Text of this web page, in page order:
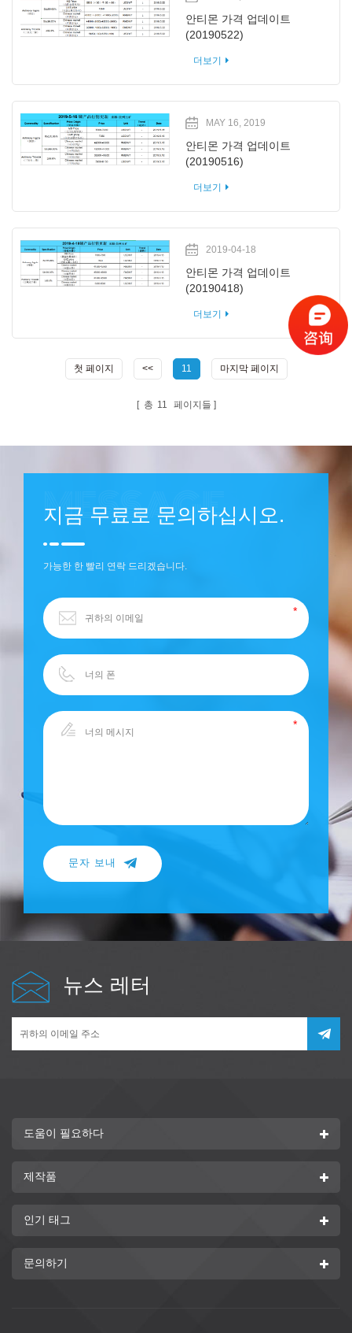
안티몬 가격 업데이트
(20190522)
더보기
MAY 16, 2019
안티몬 가격 업데이트
(20190516)
더보기
2019-04-18
안티몬 가격 업데이트
(20190418)
더보기
첫 페이지 << 11 마지막 페이지
총 11 페이지들
지금 무료로 문의하십시오.
가능한 한 빨리 연락 드리겠습니다.
문자 보내
뉴스 레터
도움이 필요하다
제작품
인기 태그
문의하기